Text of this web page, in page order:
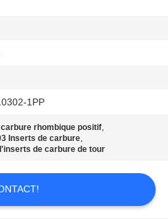
1PP
carbure rhombique positif,
Inserts de carbure,
de carbure de tour